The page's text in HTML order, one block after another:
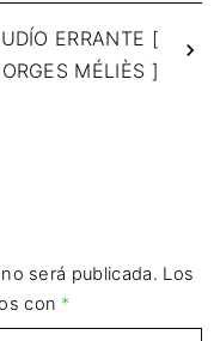
ERRANTE [
MÉLIÈS ]
será publicada. Los
con *